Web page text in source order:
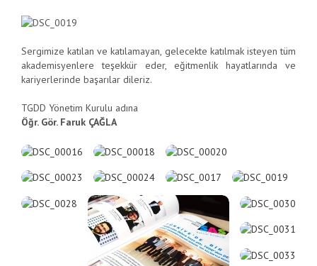
Sergimize katılan ve katılamayan, gelecekte katılmak isteyen tüm
akademisyenlere teşekkür eder, eğitmenlik hayatlarında ve
kariyerlerinde başarılar dileriz.
TGDD Yönetim Kurulu adına
Öğr. Gör. Faruk ÇAĞLA